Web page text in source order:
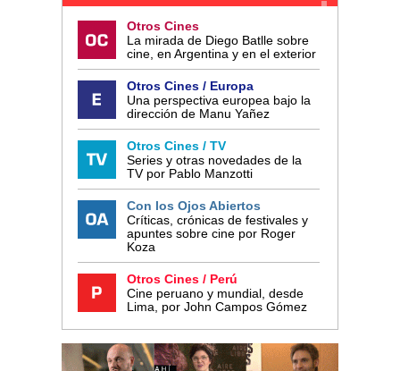
Otros Cines
La mirada de Diego Batlle sobre
cine, en Argentina y en el exterior
Otros Cines / Europa
Una perspectiva europea bajo la
dirección de Manu Yañez
Otros Cines / TV
Series y otras novedades de la
TV por Pablo Manzotti
Con los Ojos Abiertos
Críticas, crónicas de festivales y
apuntes sobre cine por Roger
Koza
Otros Cines / Perú
Cine peruano y mundial, desde
Lima, por John Campos Gómez